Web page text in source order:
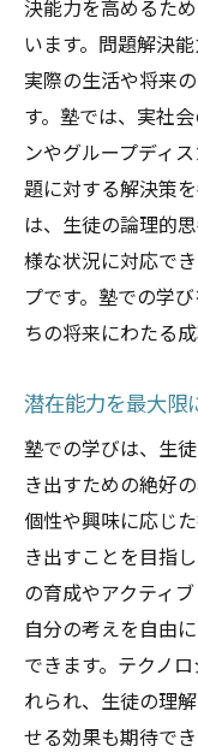
改善点を
フィード
進捗確
決能力を高めるた
います。問題解決
実際の生活や将来
す。塾では、実社
ンやグループディ
題に対する解決策
は、生徒の論理的
様な状況に対応で
プです。塾での学
ちの将来にわたる
潜在能力を最大限
塾での学びは、生
き出すための絶好
個性や興味に応じ
き出すことを目指
の育成やアクティ
自分の考えを自由
できます。テクノ
れられ、生徒の理
せる効果も期待で